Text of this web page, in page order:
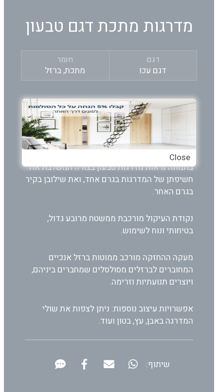
מדרגות מתכת דגם טבעון
דגם
דגם עכו
חומר
מתכת, ברזל
דגם טבעון הינו דגם מדרגות ״אמבטיה״. גרם
המדרגות הינו מהסוג ה״נתלה באוויר״ – המדרגות
אינן אטומות בתחתית מה שתופס פחות נפח
בעיצוב החלל.
בתמונה נראות מדרגות טבעון בצורה המשלבת את
חשיפתן של המדרגות בגרם אחד, ואת שילובן בקיר
בגרם האחר.
נקודת העיקול מורכבת ממשטח מרובע גדול,
בטיחותי ונוח לשימוש.
מעקה ההחזקה מורכב ממוטות ברזל אנכיים
המחוברים לברזלים מסולסלים שמחברים ביניהם,
ויוצרים תנועתיות וזרימה.
אפשרויות עיצוב נוספות: ניתן לצפות את שולי
המדרגה באבן, עץ, בטון ועוד.
שיתוף:
Close